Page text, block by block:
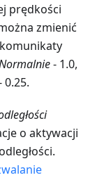
prędkości
zmienić
- 1.0,
0.25.
o aktywacji